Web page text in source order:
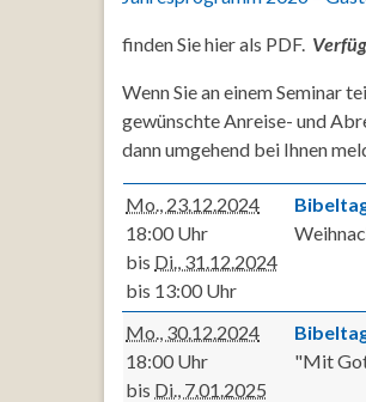
finden Sie hier als PDF.
Wenn Sie an einem Seminar
gewünschte Anreise- und
dann umgehend bei Ihnen
Mo., 23.12.2024
18:00 Uhr
bis Di., 31.12.2024
bis 13:00 Uhr
Mo., 30.12.2024
18:00 Uhr
bis Di., 7.01.2025
"Mit